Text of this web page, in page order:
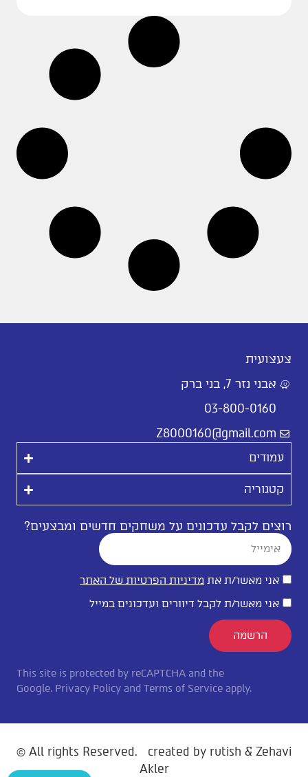
צעצועית
אבני נזר 7, בני ברק
03-800-0160
Z8000160@gmail.com
עמודים
קטגוריה
רוצים לקבל עדכונים על משחקים חדשים ומבצעים?
אני מאשר/ת את מדיניות הפרטיות של האתר
אני מאשר/ת לקבל דיוורים ועדכונים במייל
הרשמה
This site is protected by reCAPTCHA and the
Google. Privacy Policy and Terms of Service apply.
© All rights Reserved . created by rutish & Zehavi
Akler